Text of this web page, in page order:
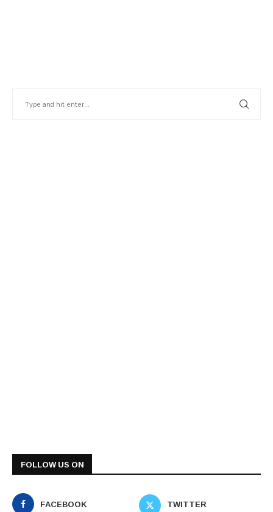
FOLLOW US ON
FACEBOOK
TWITTER